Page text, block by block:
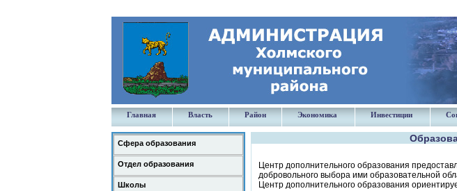
Главная Власть Район Экономика Инвестиции
Сфера образования
Отдел образования
Школы
Центр дополнительного образования
добровольного выбора ими образовательной
Центр дополнительного образования